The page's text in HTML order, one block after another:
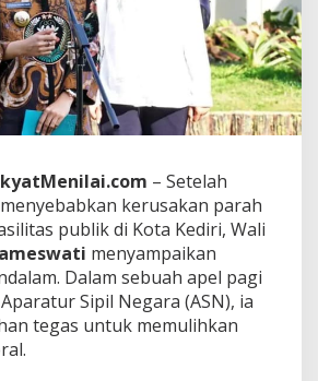
K
o
t
a
K
e
i
V
i
a
n
d
a
P
r
– Setelah
kerusakan parah
publik di Kota Kediri, Wali
menyampaikan
Dalam sebuah apel pagi
Sipil Negara (ASN), ia
tegas untuk memulihkan